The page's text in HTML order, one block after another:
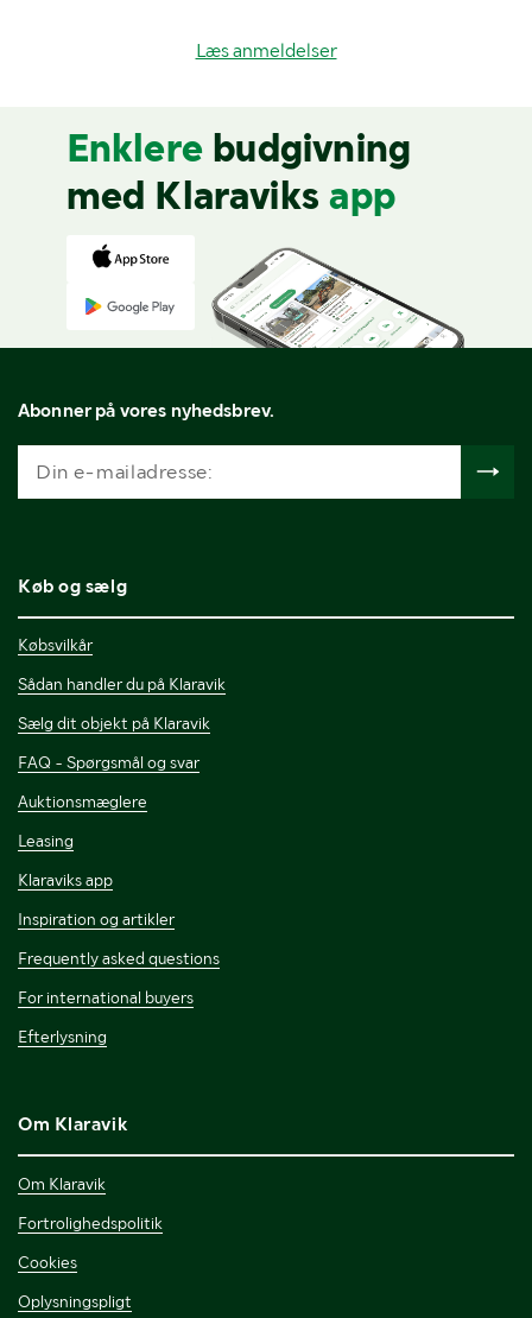
Læs anmeldelser
Enklere budgivning
med Klaraviks app
Abonner på vores nyhedsbrev.
Køb og sælg
Købsvilkår
Sådan handler du på Klaravik
Sælg dit objekt på Klaravik
FAQ - Spørgsmål og svar
Auktionsmæglere
Leasing
Klaraviks app
Inspiration og artikler
Frequently asked questions
For international buyers
Efterlysning
Om Klaravik
Om Klaravik
Fortrolighedspolitik
Cookies
Oplysningspligt